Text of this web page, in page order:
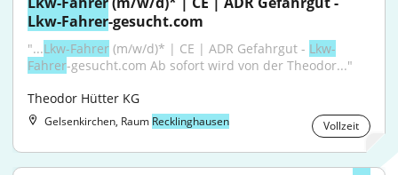
Lkw-Fahrer-gesucht.com
"...Lkw-Fahrer (m/w/d)* | CE | ADR Gefahrgut - Lkw-
Fahrer-gesucht.com Ab sofort wird von der Theodor..."
Theodor Hütter KG
Gelsenkirchen, Raum Recklinghausen Vollzeit